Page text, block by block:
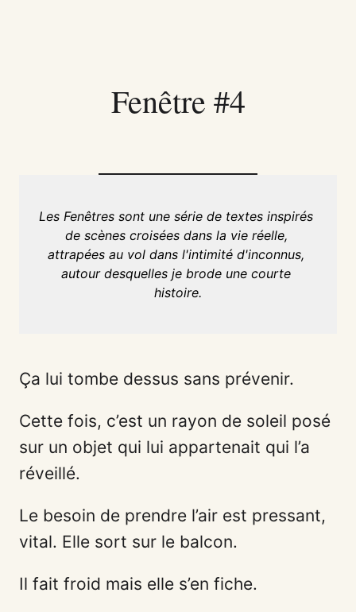
Fenêtre #4
Les Fenêtres sont une série de textes inspirés
de scènes croisées dans la vie réelle,
attrapées au vol dans l'intimité d'inconnus,
autour desquelles je brode une courte
histoire.
Ça lui tombe dessus sans prévenir.
Cette fois, c’est un rayon de soleil posé
sur un objet qui lui appartenait qui l’a
réveillé.
Le besoin de prendre l’air est pressant,
vital. Elle sort sur le balcon.
Il fait froid mais elle s’en fiche.